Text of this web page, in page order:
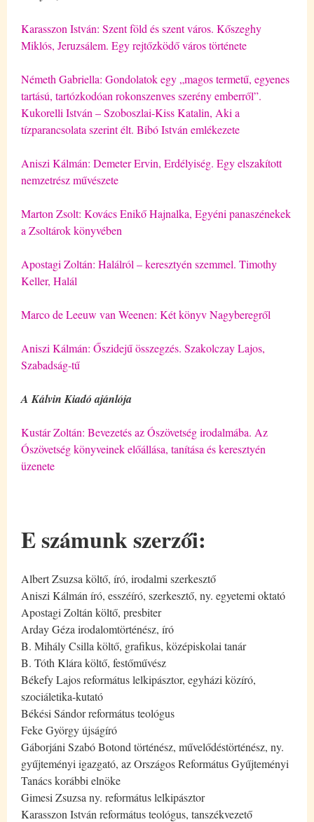
Karasszon István: Szent föld és szent város. Kőszeghy
Miklós, Jeruzsálem. Egy rejtőzködő város története
Németh Gabriella: Gondolatok egy „magos termetű, egyenes
tartású, tartózkodóan rokonszenves szerény emberről”.
Kukorelli István – Szoboszlai-Kiss Katalin, Aki a
tízparancsolata szerint élt. Bibó István emlékezete
Aniszi Kálmán: Demeter Ervin, Erdélyiség. Egy elszakított
nemzetrész művészete
Marton Zsolt: Kovács Enikő Hajnalka, Egyéni panaszénekek
a Zsoltárok könyvében
Apostagi Zoltán: Halálról – keresztyén szemmel. Timothy
Keller, Halál
Marco de Leeuw van Weenen: Két könyv Nagyberegről
Aniszi Kálmán: Őszidejű összegzés. Szakolczay Lajos,
Szabadság-tű
A Kálvin Kiadó ajánlója
Kustár Zoltán: Bevezetés az Ószövetség irodalmába. Az
Ószövetség könyveinek előállása, tanítása és keresztyén
üzenete
E számunk szerzői:
Albert Zsuzsa költő, író, irodalmi szerkesztő
Aniszi Kálmán író, esszéíró, szerkesztő, ny. egyetemi oktató
Apostagi Zoltán költő, presbiter
Arday Géza irodalomtörténész, író
B. Mihály Csilla költő, grafikus, középiskolai tanár
B. Tóth Klára költő, festőművész
Békefy Lajos református lelkipásztor, egyházi közíró,
szociáletika-kutató
Békési Sándor református teológus
Feke György újságíró
Gáborjáni Szabó Botond történész, művelődéstörténész, ny.
gyűjteményi igazgató, az Országos Református Gyűjteményi
Tanács korábbi elnöke
Gimesi Zsuzsa ny. református lelkipásztor
Karasszon István református teológus, tanszékvezető